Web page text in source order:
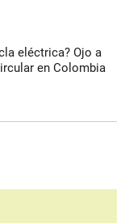
eléctrica? Ojo a
en Colombia